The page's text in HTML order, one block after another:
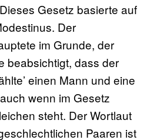
Gesetz basierte auf
Der
im Grunde, der
beabsichtigt, dass der
einen Mann und eine
wenn im Gesetz
steht. Der Wortlaut
Paaren ist